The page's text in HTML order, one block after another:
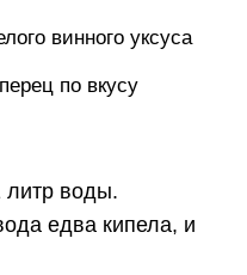
винного уксуса
по вкусу
литр воды.
едва кипела, и